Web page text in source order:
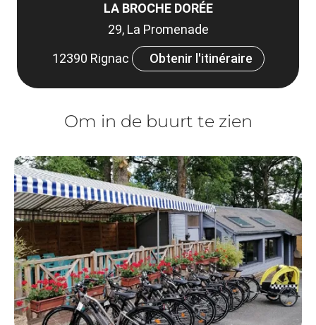
LA BROCHE DORÉE
29, La Promenade
12390 Rignac
Obtenir l'itinéraire
Om in de buurt te zien